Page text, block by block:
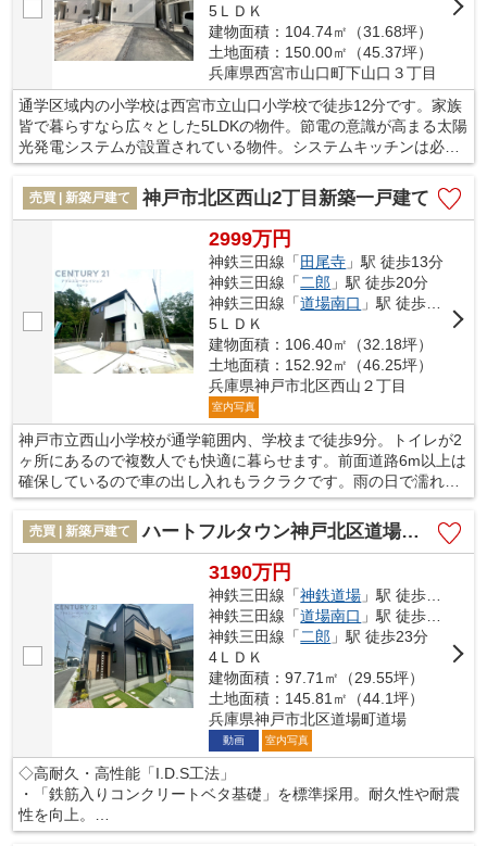
5ＬＤＫ
建物面積：104.74㎡（31.68坪）
土地面積：150.00㎡（45.37坪）
兵庫県西宮市山口町下山口３丁目
通学区域内の小学校は西宮市立山口小学校で徒歩12分です。家族
皆で暮らすなら広々とした5LDKの物件。節電の意識が高まる太陽
光発電システムが設置されている物件。システムキッチンは必要
な物が組み込まれているため、すぐ調理できます。一戸建てを探
すのであれば、当社スタッフがお手伝いいたします。西宮市の神
鉄三田線田尾寺周辺にある不動産のことならお任せ下さい。
売買 | 新築戸建て 神戸市北区西山2丁目新築一戸建て
2999万円
神鉄三田線「田尾寺 」駅 徒歩13分
神鉄三田線「二郎 」駅 徒歩20分
神鉄三田線「道場南口 」駅 徒歩29分
5ＬＤＫ
建物面積：106.40㎡（32.18坪）
土地面積：152.92㎡（46.25坪）
兵庫県神戸市北区西山２丁目
室内写真
神戸市立西山小学校が通学範囲内、学校まで徒歩9分。トイレが2
ヶ所にあるので複数人でも快適に暮らせます。前面道路6m以上は
確保しているので車の出し入れもラクラクです。雨の日で濡れた
上着や傘もすぐに乾燥できる、浴室乾燥機付きの物件です。当社
スタッフは不動産に詳しく、地域にも精通しているので、住まい
探しに役立つこと間違いありません。まずはお気軽にご連絡くだ
売買 | 新築戸建て ハートフルタウン神戸北区道場町道場 全5区画
3190万円
神鉄三田線「神鉄道場 」駅 徒歩11分
神鉄三田線「道場南口 」駅 徒歩16分
神鉄三田線「二郎 」駅 徒歩23分
4ＬＤＫ
建物面積：97.71㎡（29.55坪）
土地面積：145.81㎡（44.1坪）
兵庫県神戸市北区道場町道場
動画 室内写真
◇高耐久・高性能「I.D.S工法」
・「鉄筋入りコンクリートベタ基礎」を標準採用。耐久性や耐震
性を向上。
・オリジナル固定金物「TロックⅡ」でしっかり固定